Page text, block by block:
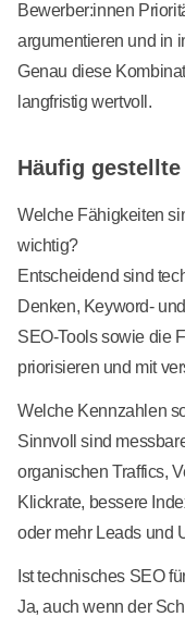
Bewerber:innen
argumentieren und in
Genau diese
langfristig wertvoll.
Häufig gestellte
Welche Fähigkeiten
wichtig?
Entscheidend sind
Denken, Keyword-
SEO-Tools sowie die
priorisieren und mit
Welche Kennzahlen
Sinnvoll sind
organischen Traffics,
Klickrate, bessere
oder mehr Leads und
Ist technisches SEO
Ja, auch wenn der